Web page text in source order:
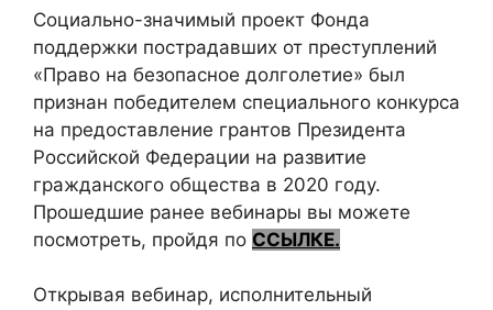
Социально-значимый проект Фонда
поддержки пострадавших от преступлений
«Право на безопасное долголетие» был
признан победителем специального конкурса
на предоставление грантов Президента
Российской Федерации на развитие
гражданского общества в 2020 году.
Прошедшие ранее вебинары вы можете
посмотреть, пройдя по ССЫЛКЕ.
Открывая вебинар, исполнительный